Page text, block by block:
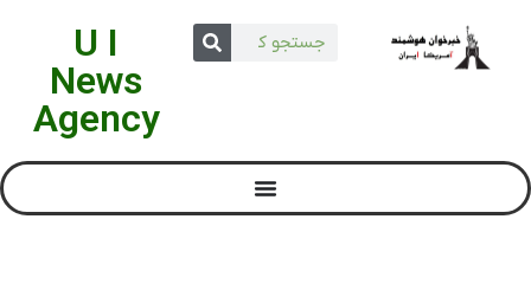
U I
News
Agency